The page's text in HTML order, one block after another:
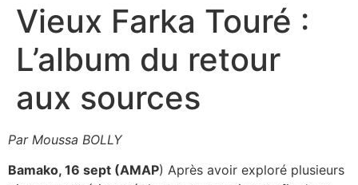
Vieux Farka Touré :
L’album du retour
aux sources
Par Moussa BOLLY
Bamako, 16 sept (AMAP) Après avoir exploré plusieurs